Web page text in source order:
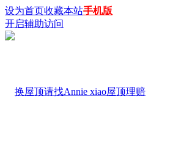
设为首页收藏本站手机版
开启辅助访问